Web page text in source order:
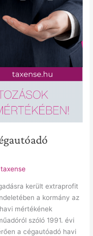
taxense
került extraprofit
a kormány az
mértékének
szóló 1991. évi
a cégautóadó havi